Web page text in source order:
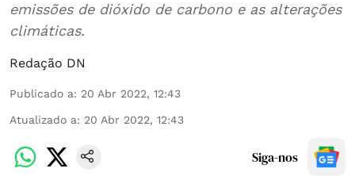
emissões de dióxido de carbono e as alterações
climáticas.
Redação DN
Publicado a: 20 Abr 2022, 12:43
Atualizado a: 20 Abr 2022, 12:43
Siga-nos